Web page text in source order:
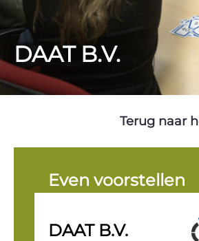
DAAT B.V.
Terug naar
Even voorstellen
DAAT B.V.